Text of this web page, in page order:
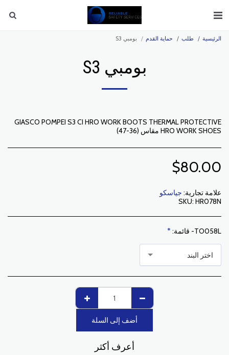
الرئيسية طلب حماية القدم بومبي S3
بومبي S3
GIASCO POMPEI S3 CI HRO WORK BOOTS THERMAL PROTECTIVE
HRO WORK SHOES مقاس (36-47)
$80.00
علامة تجارية: جياسكو
SKU: HR078N
TO058L- قائمة: *
اختر البند
أضف إلى السلة
أعرف أكثر